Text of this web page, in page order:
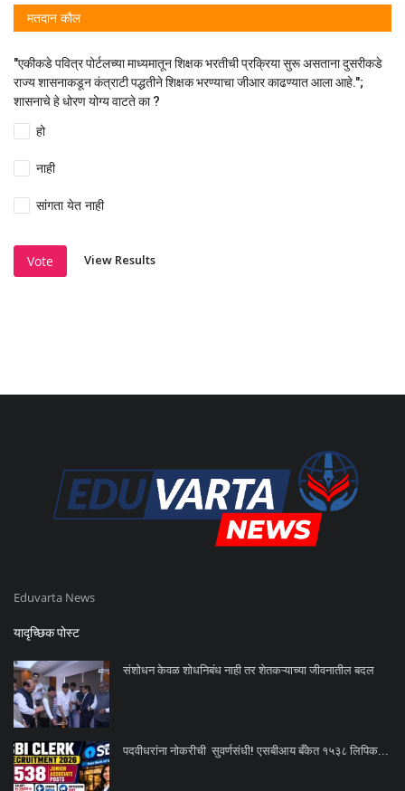
मतदान कौल
"एकीकडे पवित्र पोर्टलच्या माध्यमातून शिक्षक भरतीची प्रक्रिया सुरू असताना दुसरीकडे
राज्य शासनाकडून कंत्राटी पद्धतीने शिक्षक भरण्याचा जीआर काढण्यात आला आहे.";
शासनाचे हे धोरण योग्य वाटते का ?
हो
नाही
सांगता येत नाही
Vote View Results
Eduvarta News
यादृच्छिक पोस्ट
संशोधन केवळ शोधनिबंध नाही तर शेतकऱ्याच्या जीवनातील बदल
पदवीधरांना नोकरीची सुवर्णसंधी! एसबीआय बँकेत १५३८ लिपिक...